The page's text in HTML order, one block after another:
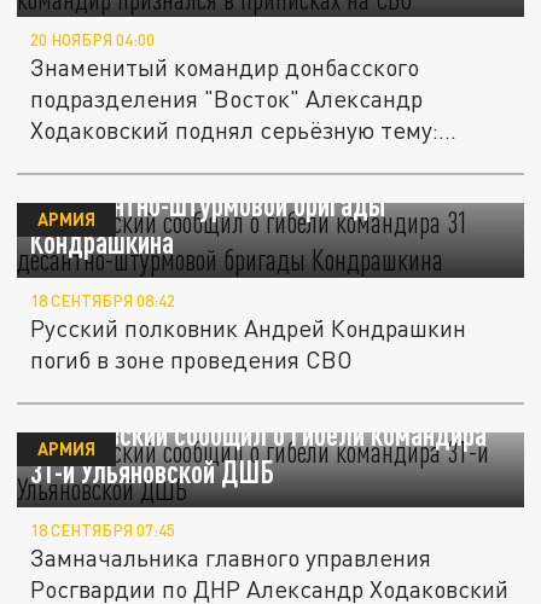
20 НОЯБРЯ 04:00
Знаменитый командир донбасского
подразделения "Восток" Александр
Ходаковский поднял серьёзную тему:
Ходаковский сообщил о гибели командира
31 десантно-штурмовой бригады
Кондрашкина
АРМИЯ
18 СЕНТЯБРЯ 08:42
Русский полковник Андрей Кондрашкин
погиб в зоне проведения СВО
Ходаковский сообщил о гибели командира
31-й Ульяновской ДШБ
АРМИЯ
18 СЕНТЯБРЯ 07:45
Замначальника главного управления
Росгвардии по ДНР Александр Ходаковский